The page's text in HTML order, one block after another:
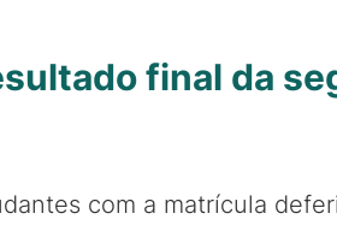
final da
com a matrícula